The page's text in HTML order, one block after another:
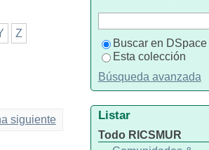
Z
siguiente
Buscar en DSpace
Esta colección
Búsqueda avanzada
Listar
Todo RICSMUR